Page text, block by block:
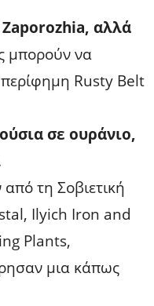
Zaporozhia, αλλά
μπορούν να
Rusty Belt
σε ουράνιο,
τη Σοβιετική
Ilyich Iron and
Plants,
μια κάπως